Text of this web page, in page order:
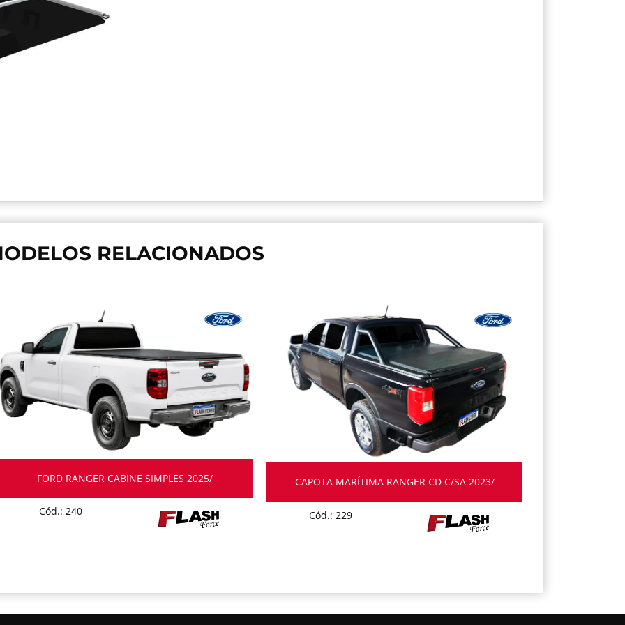
RELACIONADOS
FORD RANGER CABINE SIMPLES 2025/
Cód.: 240
CAPOTA MARÍTIMA RANGER CD C/SA 2023/
Cód.: 229